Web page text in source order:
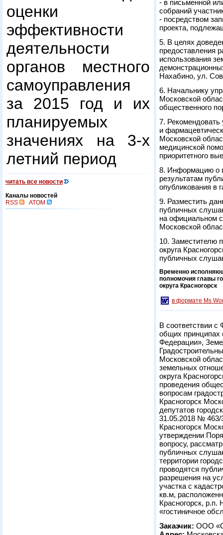
оценки
эффективности
деятельности
органов местного
самоуправления
за 2015 год и их
планируемых
значениях на 3-х
летний период
читать все новости
Каналы новостей
RSS
ATOM
- в письменной
собраний
- посредством
проекта,
5. В целях
предоставления
использования
Нахабино, ул.
6. Начальнику
Московской
общественного
7. Рекомендовать
и
Московской
медицинской
приоритетного
8. Информацию о
результатам
опубликования в
9. Разместить
публичных
на официальном
Московской
10. Заместителю
округа
публичных
Временно
полномочия главы
округа Красногорск
в формате Ms
В соответствии
общих принципах
Федерации»,
Московской
земельных
округа
проведения
вопросам
Красногорск
депутатов
31.05.2018 № 463/
Красногорск
утверждении
вопросу,
публичных
территории
проводятся
разрешения на
участка с
кв.м,
Красногорск, р.п.
«гостиничное
Заказчик: ООО